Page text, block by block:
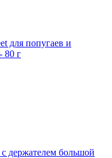
для попугаев и
80 г
держателем большой